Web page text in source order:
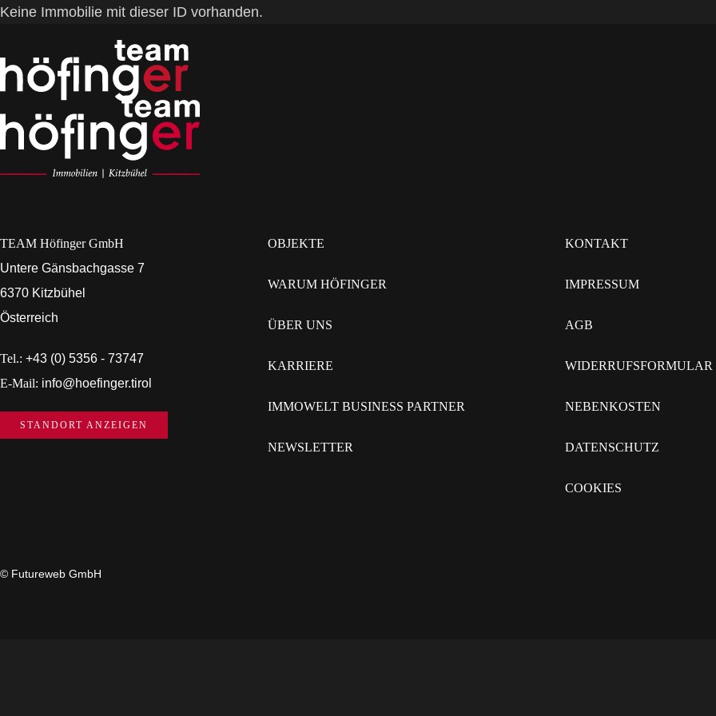
Keine Immobilie mit dieser ID vorhanden.
TEAM Höfinger GmbH
Untere Gänsbachgasse 7
6370 Kitzbühel
Österreich
Tel.: +43 (0) 5356 - 73747
E-Mail: info@hoefinger.tirol
STANDORT ANZEIGEN
OBJEKTE
WARUM HÖFINGER
ÜBER UNS
KARRIERE
IMMOWELT BUSINESS PARTNER
NEWSLETTER
KONTAKT
IMPRESSUM
AGB
WIDERRUFSFORMULAR
NEBENKOSTEN
DATENSCHUTZ
COOKIES
© Futureweb GmbH